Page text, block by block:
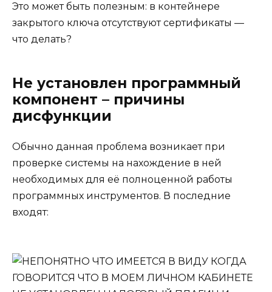
Это может быть полезным: в контейнере
закрытого ключа отсутствуют сертификаты —
что делать?
Не установлен программный
компонент – причины
дисфункции
Обычно данная проблема возникает при
проверке системы на нахождение в ней
необходимых для её полноценной работы
программных инструментов. В последние
входят: